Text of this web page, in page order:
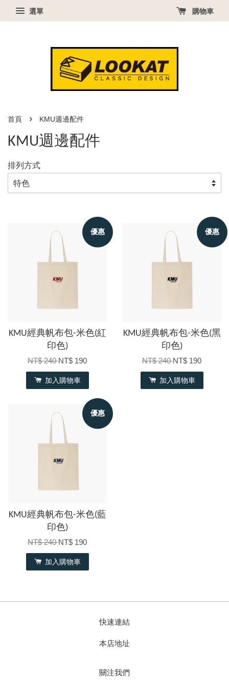
選單 購物車
首頁 › KMU週邊配件
KMU週邊配件
排列方式
優惠
KMU經典帆布包-米色(紅
印色)
NT$ 240NT$ 190
加入購物車
優惠
KMU經典帆布包-米色(黑
印色)
NT$ 240NT$ 190
加入購物車
優惠
KMU經典帆布包-米色(藍
印色)
NT$ 240NT$ 190
加入購物車
快速連結
本店地址
關注我們